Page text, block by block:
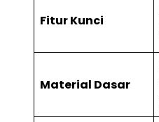
Fitur Kunci
Material Dasar